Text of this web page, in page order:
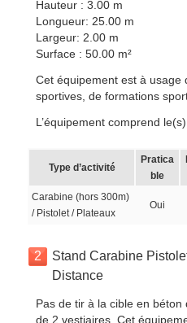
Hauteur : 3.00 m
Longueur: 25.00 m
Largeur: 2.00 m
Surface : 50.00 m²
Cet équipement est à usage
sportives, de formations
L’équipement comprend
Type d’activité
Pratica
ble
Carabine (hors 300m)
/ Pistolet / Plateaux
Oui
2
Stand Carabine
Distance
Pas de tir à la cible en béton
de 2 vestiaires. Cet